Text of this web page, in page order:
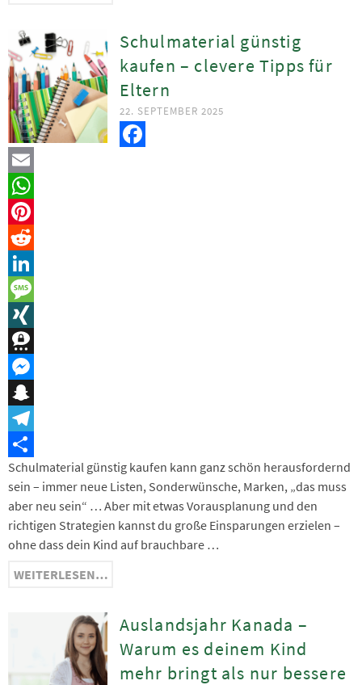
Schulmaterial günstig
kaufen – clevere Tipps für
Eltern
22. SEPTEMBER 2025
Facebook
Email
WhatsApp
Pinterest
Reddit
LinkedIn
Message
XING
Threema
Messenger
Snapchat
Telegram
Teilen
Schulmaterial günstig kaufen kann ganz schön herausfordernd
sein – immer neue Listen, Sonderwünsche, Marken, „das muss
aber neu sein“ … Aber mit etwas Vorausplanung und den
richtigen Strategien kannst du große Einsparungen erzielen –
ohne dass dein Kind auf brauchbare …
WEITERLESEN…
Auslandsjahr Kanada –
Warum es deinem Kind
mehr bringt als nur bessere